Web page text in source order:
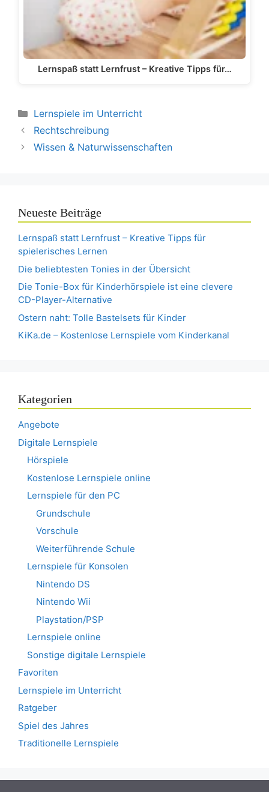
Lernspaß statt Lernfrust – Kreative Tipps für…
Kategorien
Lernspiele im Unterricht
Rechtschreibung
Wissen & Naturwissenschaften
Neueste Beiträge
Lernspaß statt Lernfrust – Kreative Tipps für
spielerisches Lernen
Die beliebtesten Tonies in der Übersicht
Die Tonie-Box für Kinderhörspiele ist eine clevere
CD-Player-Alternative
Ostern naht: Tolle Bastelsets für Kinder
KiKa.de – Kostenlose Lernspiele vom Kinderkanal
Kategorien
Angebote
Digitale Lernspiele
Hörspiele
Kostenlose Lernspiele online
Lernspiele für den PC
Grundschule
Vorschule
Weiterführende Schule
Lernspiele für Konsolen
Nintendo DS
Nintendo Wii
Playstation/PSP
Lernspiele online
Sonstige digitale Lernspiele
Favoriten
Lernspiele im Unterricht
Ratgeber
Spiel des Jahres
Traditionelle Lernspiele